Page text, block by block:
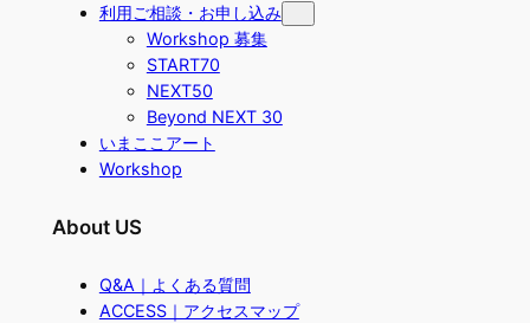
利用ご相談・お申し込み
Workshop 募集
START70
NEXT50
Beyond NEXT 30
いまここアート
Workshop
About US
Q&A｜よくある質問
ACCESS｜アクセスマップ